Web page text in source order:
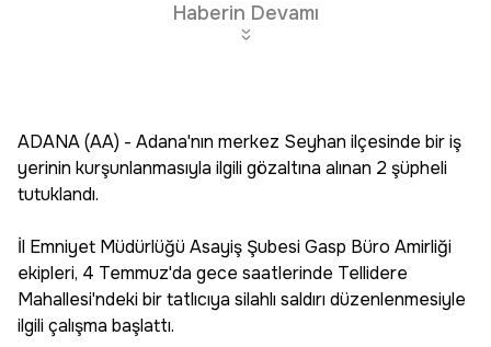
Haberin Devamı
ADANA (AA) - Adana'nın merkez Seyhan ilçesinde bir iş
yerinin kurşunlanmasıyla ilgili gözaltına alınan 2 şüpheli
tutuklandı.
İl Emniyet Müdürlüğü Asayiş Şubesi Gasp Büro Amirliği
ekipleri, 4 Temmuz'da gece saatlerinde Tellidere
Mahallesi'ndeki bir tatlıcıya silahlı saldırı düzenlenmesiyle
ilgili çalışma başlattı.